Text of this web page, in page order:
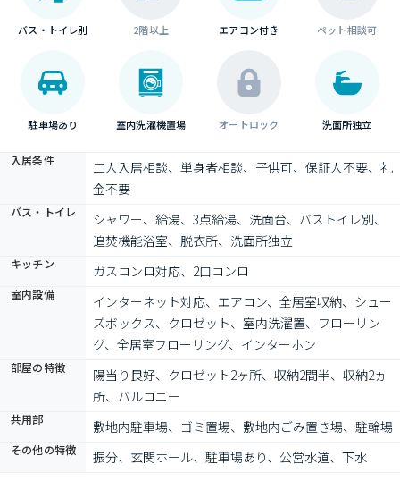
バス・トイレ別 2階以上 エアコン付き ペット相談可
駐車場あり 室内洗濯機置場 オートロック 洗面所独立
入居条件
二人入居相談、単身者相談、子供可、保証人不要、礼
金不要
バス・トイレ
シャワー、給湯、3点給湯、洗面台、バストイレ別、
追焚機能浴室、脱衣所、洗面所独立
キッチン ガスコンロ対応、2口コンロ
室内設備
インターネット対応、エアコン、全居室収納、シュー
ズボックス、クロゼット、室内洗濯置、フローリン
グ、全居室フローリング、インターホン
部屋の特徴
陽当り良好、クロゼット2ヶ所、収納2間半、収納2ヵ
所、バルコニー
共用部 敷地内駐車場、ゴミ置場、敷地内ごみ置き場、駐輪場
その他の特徴 振分、玄関ホール、駐車場あり、公営水道、下水